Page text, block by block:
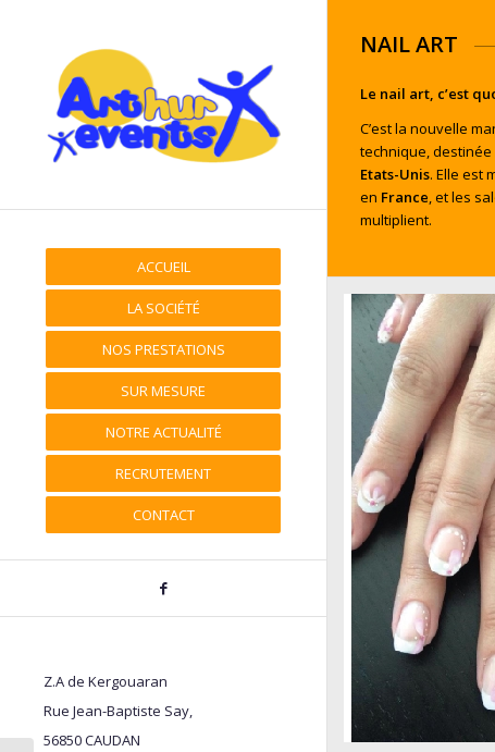
ACCUEIL
LA SOCIÉTÉ
NOS PRESTATIONS
SUR MESURE
NOTRE ACTUALITÉ
RECRUTEMENT
CONTACT
Z.A de Kergouaran
Rue Jean-Baptiste Say,
56850 CAUDAN
NAIL ART
Le nail art, c’est
C’est la nouvelle
technique,
Etats-Unis. Elle est
en France, et les
multiplient.